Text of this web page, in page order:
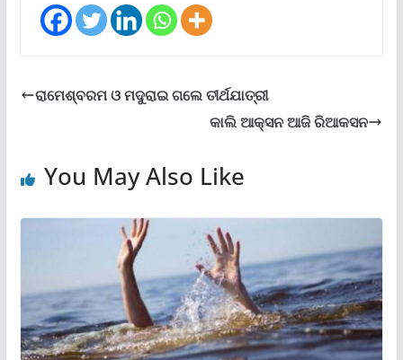
ରାମେଶ୍ବରମ ଓ ମଦୁରାଇ ଗଲେ ତୀର୍ଥଯାତ୍ରୀ
କାଲି ଆକ୍ସନ ଆଜି ରିଆକସନ
You May Also Like